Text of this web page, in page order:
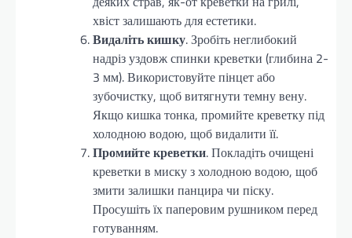
хвіст залишають для естетики.
Видаліть кишку. Зробіть неглибокий
надріз уздовж спинки креветки (глибина 2-
3 мм). Використовуйте пінцет або
зубочистку, щоб витягнути темну вену.
Якщо кишка тонка, промийте креветку під
холодною водою, щоб видалити її.
Промийте креветки. Покладіть очищені
креветки в миску з холодною водою, щоб
змити залишки панцира чи піску.
Просушіть їх паперовим рушником перед
готуванням.